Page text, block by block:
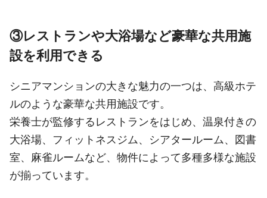
③レストランや大浴場など豪華な共用施
設を利用できる
シニアマンションの大きな魅力の一つは、高級ホテ
ルのような豪華な共用施設です。
栄養士が監修するレストランをはじめ、温泉付きの
大浴場、フィットネスジム、シアタールーム、図書
室、麻雀ルームなど、物件によって多種多様な施設
が揃っています。